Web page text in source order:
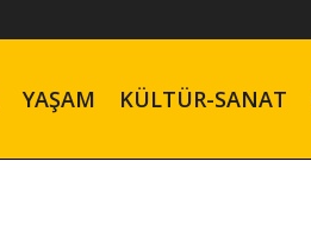
YAŞAM KÜLTÜR-SANAT